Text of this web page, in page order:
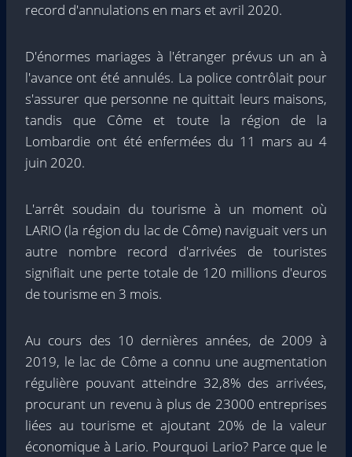
record d'annulations en mars et avril 2020.
D'énormes mariages à l'étranger prévus un an à
l'avance ont été annulés. La police contrôlait pour
s'assurer que personne ne quittait leurs maisons,
tandis que Côme et toute la région de la
Lombardie ont été enfermées du 11 mars au 4
juin 2020.
L'arrêt soudain du tourisme à un moment où
LARIO (la région du lac de Côme) naviguait vers un
autre nombre record d'arrivées de touristes
signifiait une perte totale de 120 millions d'euros
de tourisme en 3 mois.
Au cours des 10 dernières années, de 2009 à
2019, le lac de Côme a connu une augmentation
régulière pouvant atteindre 32,8% des arrivées,
procurant un revenu à plus de 23000 entreprises
liées au tourisme et ajoutant 20% de la valeur
économique à Lario. Pourquoi Lario? Parce que le